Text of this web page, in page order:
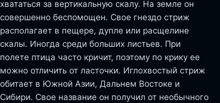
хвататься за вертикальную скалу. На земле он
совершенно беспомощен. Свое гнездо стриж
располагает в пещере, дупле или расщелине
скалы. Иногда среди больших листьев. При
полете птица часто кричит, поэтому по крику ее
можно отличить от ласточки. Иглохвостый стриж
обитает в Южной Азии, Дальнем Востоке и
Сибири. Свое название он получил от необычного